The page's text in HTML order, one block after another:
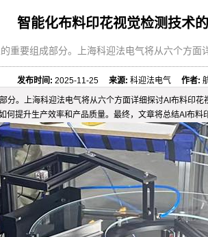
智能化布料印花视觉检测技术
重要组成部分。上海科迎法电气将从六个方
发布时间: 2025-11-25来源: 科迎法电气作者:
。上海科迎法电气将从六个方面详细探讨AI布料印
提升生产效率和产品质量。最终，文章将总结AI布